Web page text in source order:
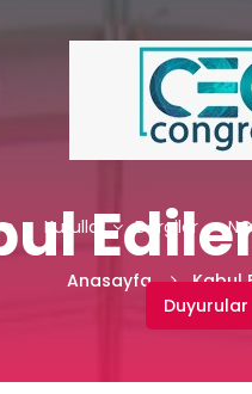
Kurullar Dergiler
Duyurular
Anasayfa Kabul